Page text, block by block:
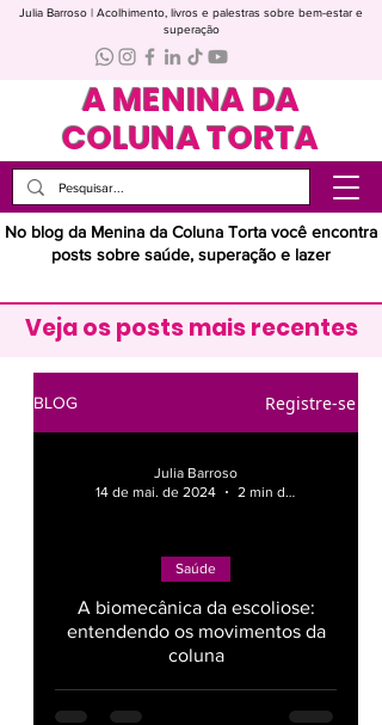
A MENINA DA
COLUNA TORTA
Julia Barroso | Acolhimento, livros e palestras sobre bem-estar e
superação
No blog da Menina da Coluna Torta você encontra
posts sobre saúde, superação e lazer
Veja os posts mais recentes
BLOG Registre-se
A biomecânica da escoliose:
entendendo os movimentos da
coluna
Saúde
Julia Barroso
14 de mai. de 2024
2 min de leitura